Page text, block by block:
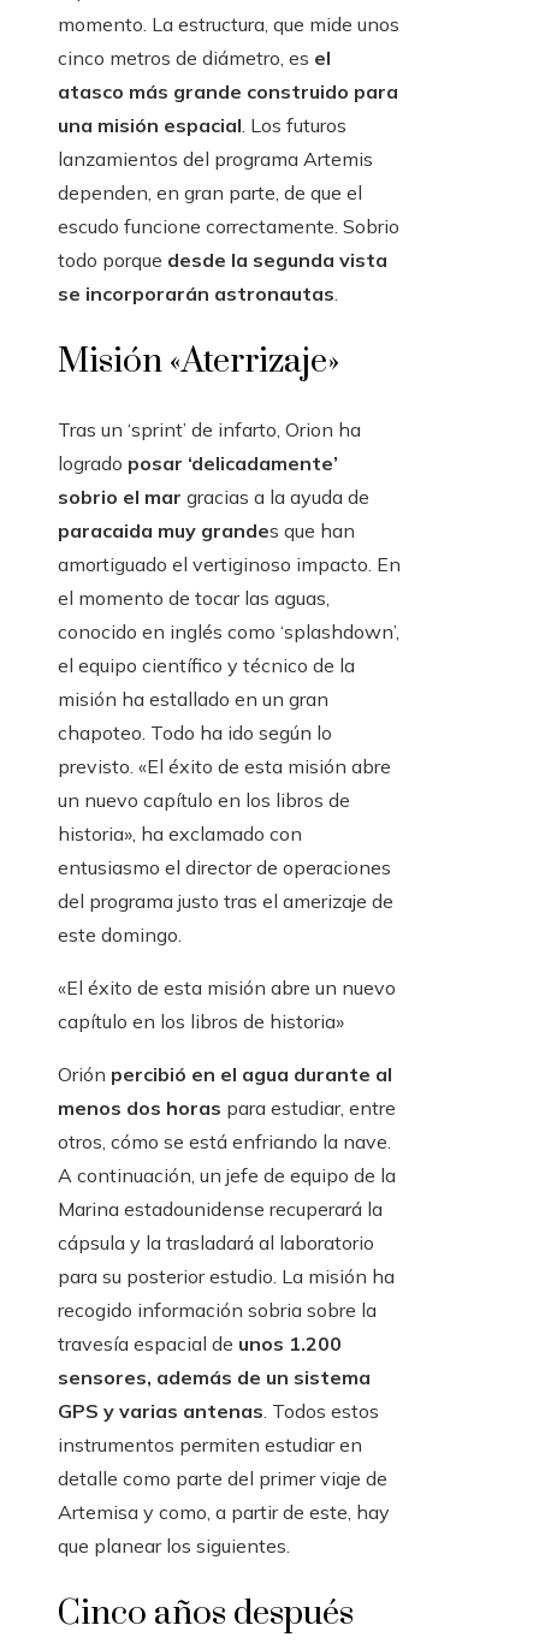
momento. La estructura, que mide unos
cinco metros de diámetro, es el
atasco más grande construido para
una misión espacial. Los futuros
lanzamientos del programa Artemis
dependen, en gran parte, de que el
escudo funcione correctamente. Sobrio
todo porque desde la segunda vista
se incorporarán astronautas.
Misión «Aterrizaje»
Tras un ‘sprint’ de infarto, Orion ha
logrado posar ‘delicadamente’
sobrio el mar gracias a la ayuda de
paracaida muy grandes que han
amortiguado el vertiginoso impacto. En
el momento de tocar las aguas,
conocido en inglés como ‘splashdown’,
el equipo científico y técnico de la
misión ha estallado en un gran
chapoteo. Todo ha ido según lo
previsto. «El éxito de esta misión abre
un nuevo capítulo en los libros de
historia», ha exclamado con
entusiasmo el director de operaciones
del programa justo tras el amerizaje de
este domingo.
«El éxito de esta misión abre un nuevo
capítulo en los libros de historia»
Orión percibió en el agua durante al
menos dos horas para estudiar, entre
otros, cómo se está enfriando la nave.
A continuación, un jefe de equipo de la
Marina estadounidense recuperará la
cápsula y la trasladará al laboratorio
para su posterior estudio. La misión ha
recogido información sobria sobre la
travesía espacial de unos 1.200
sensores, además de un sistema
GPS y varias antenas. Todos estos
instrumentos permiten estudiar en
detalle como parte del primer viaje de
Artemisa y como, a partir de este, hay
que planear los siguientes.
Cinco años después